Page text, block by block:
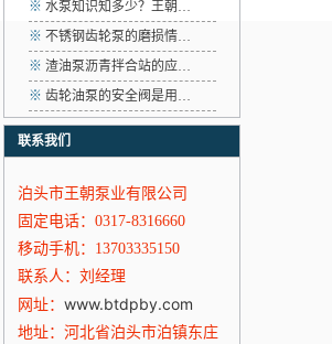
※ 水泵知识知多少？王朝…
※ 不锈钢齿轮泵的磨损情…
※ 渣油泵沥青拌合站的应…
※ 齿轮油泵的安全阀是用…
联系我们
泊头市王朝泵业有限公司
固定电话：0317-8316660
移动手机：13703335150
联系人：刘经理
网址： www.btdpby.com
地址：河北省泊头市泊镇东庄